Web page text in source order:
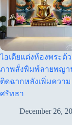
ไอเดียแต่งห้องพระด้
ภาพสั่งพิมพ์ลายพญา
ติดฉากหลังเพิ่มความ
ศรัทธา
December 26,